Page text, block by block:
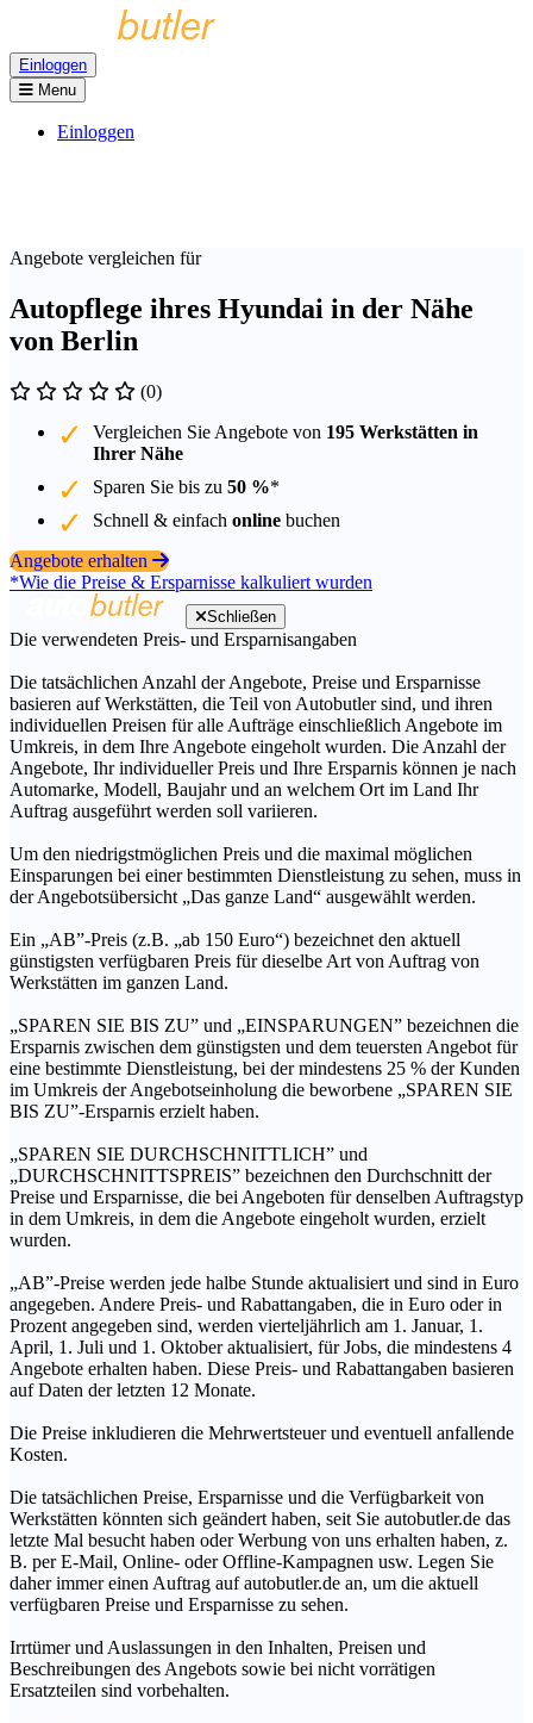
Einloggen
Menu
Einloggen
Angebote vergleichen für
Autopflege ihres Hyundai in der Nähe
von Berlin
(0)
Vergleichen Sie Angebote von 195 Werkstätten in
Ihrer Nähe
Sparen Sie bis zu 50 %*
Schnell & einfach online buchen
Angebote erhalten
*Wie die Preise & Ersparnisse kalkuliert wurden
Schließen
Die verwendeten Preis- und Ersparnisangaben
Die tatsächlichen Anzahl der Angebote, Preise und Ersparnisse
basieren auf Werkstätten, die Teil von Autobutler sind, und ihren
individuellen Preisen für alle Aufträge einschließlich Angebote im
Umkreis, in dem Ihre Angebote eingeholt wurden. Die Anzahl der
Angebote, Ihr individueller Preis und Ihre Ersparnis können je nach
Automarke, Modell, Baujahr und an welchem Ort im Land Ihr
Auftrag ausgeführt werden soll variieren.
Um den niedrigstmöglichen Preis und die maximal möglichen
Einsparungen bei einer bestimmten Dienstleistung zu sehen, muss in
der Angebotsübersicht „Das ganze Land“ ausgewählt werden.
Ein „AB”-Preis (z.B. „ab 150 Euro“) bezeichnet den aktuell
günstigsten verfügbaren Preis für dieselbe Art von Auftrag von
Werkstätten im ganzen Land.
„SPAREN SIE BIS ZU” und „EINSPARUNGEN” bezeichnen die
Ersparnis zwischen dem günstigsten und dem teuersten Angebot für
eine bestimmte Dienstleistung, bei der mindestens 25 % der Kunden
im Umkreis der Angebotseinholung die beworbene „SPAREN SIE
BIS ZU”-Ersparnis erzielt haben.
„SPAREN SIE DURCHSCHNITTLICH” und
„DURCHSCHNITTSPREIS” bezeichnen den Durchschnitt der
Preise und Ersparnisse, die bei Angeboten für denselben Auftragstyp
in dem Umkreis, in dem die Angebote eingeholt wurden, erzielt
wurden.
„AB”-Preise werden jede halbe Stunde aktualisiert und sind in Euro
angegeben. Andere Preis- und Rabattangaben, die in Euro oder in
Prozent angegeben sind, werden vierteljährlich am 1. Januar, 1.
April, 1. Juli und 1. Oktober aktualisiert, für Jobs, die mindestens 4
Angebote erhalten haben. Diese Preis- und Rabattangaben basieren
auf Daten der letzten 12 Monate.
Die Preise inkludieren die Mehrwertsteuer und eventuell anfallende
Kosten.
Die tatsächlichen Preise, Ersparnisse und die Verfügbarkeit von
Werkstätten könnten sich geändert haben, seit Sie autobutler.de das
letzte Mal besucht haben oder Werbung von uns erhalten haben, z.
B. per E-Mail, Online- oder Offline-Kampagnen usw. Legen Sie
daher immer einen Auftrag auf autobutler.de an, um die aktuell
verfügbaren Preise und Ersparnisse zu sehen.
Irrtümer und Auslassungen in den Inhalten, Preisen und
Beschreibungen des Angebots sowie bei nicht vorrätigen
Ersatzteilen sind vorbehalten.